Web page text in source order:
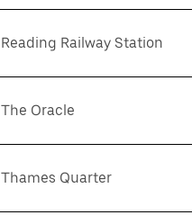
Reading Railway Station
The Oracle
Thames Quarter